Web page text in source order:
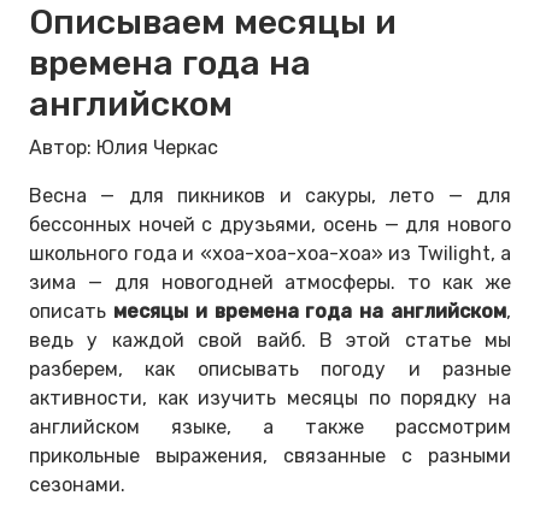
Описываем месяцы и
времена года на
английском
Автор: Юлия Черкас
Весна — для пикников и сакуры, лето — для
бессонных ночей с друзьями, осень — для нового
школьного года и «хоа-хоа-хоа-хоа» из Twilight, а
зима — для новогодней атмосферы. то как же
описать месяцы и времена года на английском,
ведь у каждой свой вайб. В этой статье мы
разберем, как описывать погоду и разные
активности, как изучить месяцы по порядку на
английском языке, а также рассмотрим
прикольные выражения, связанные с разными
сезонами.